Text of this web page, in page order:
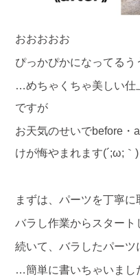
おおおおお
ぴっかぴかになってるう
…めちゃくちゃ美しい仕
ですが
お天気のせいでbefore・
けが悔やまれます(´;ω;｀)
まずは、パーツを丁寧に
バラし作業からスタート
続いて、バラしたパー
…簡単に書いちゃいまし